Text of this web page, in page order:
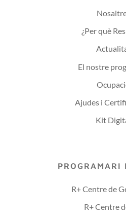
¿Per què
El nostre
Ajudes i
Kit
PROGRAMARI
R+ Centre de
R+ Centre